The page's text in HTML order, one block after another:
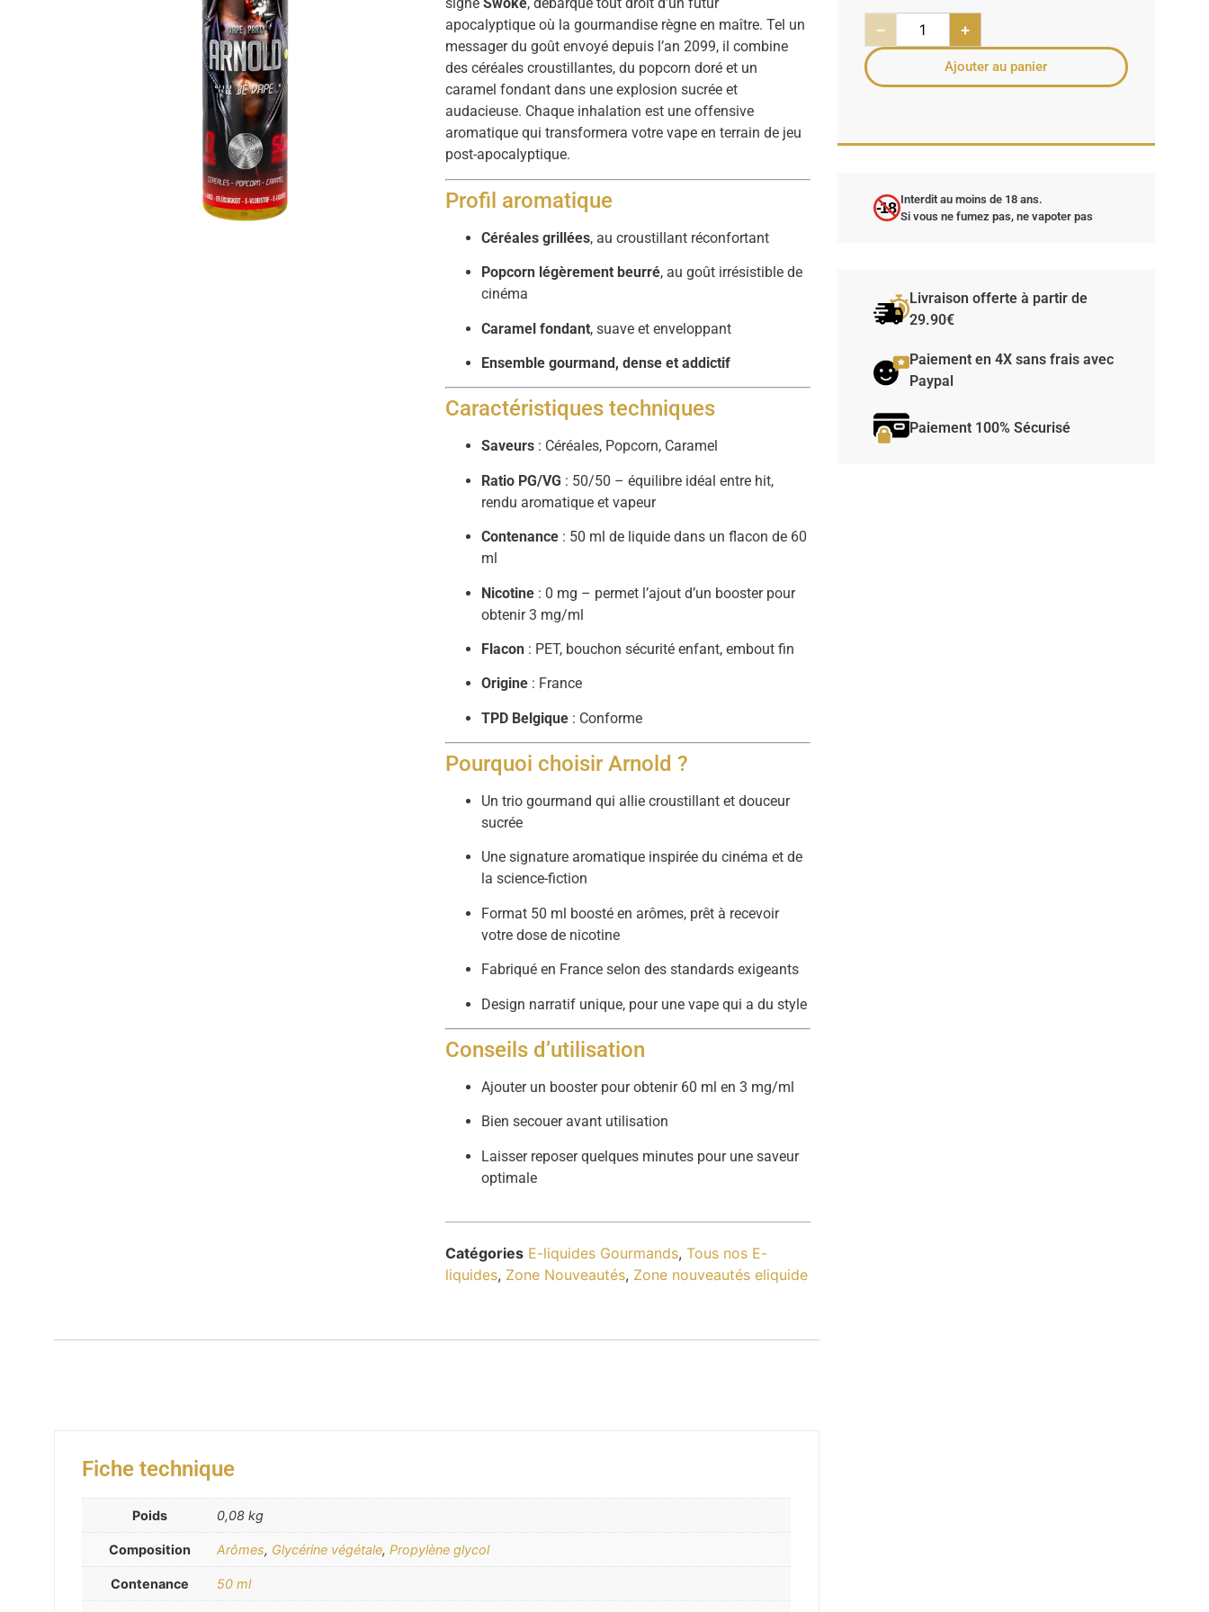
signéSwoke, débarque tout droit d’un futur
apocalyptique où la gourmandise règne en maître. Tel un
messager du goût envoyé depuis l’an 2099, il combine
des céréales croustillantes, du popcorn doré et un
caramel fondant dans une explosion sucrée et
audacieuse. Chaque inhalation est une offensive
aromatique qui transformera votre vape en terrain de jeu
post-apocalyptique.
Profil aromatique
Céréales grillées, au croustillant réconfortant
Popcorn légèrement beurré, au goût irrésistible de
cinéma
Caramel fondant, suave et enveloppant
Ensemble gourmand, dense et addictif
Caractéristiques techniques
Saveurs : Céréales, Popcorn, Caramel
Ratio PG/VG : 50/50 – équilibre idéal entre hit,
rendu aromatique et vapeur
Contenance : 50 ml de liquide dans un flacon de 60
ml
Nicotine : 0 mg – permet l’ajout d’un booster pour
obtenir 3 mg/ml
Flacon : PET, bouchon sécurité enfant, embout fin
Origine : France
TPD Belgique : Conforme
Pourquoi choisir Arnold ?
Un trio gourmand qui allie croustillant et douceur
sucrée
Une signature aromatique inspirée du cinéma et de
la science-fiction
Format 50 ml boosté en arômes, prêt à recevoir
votre dose de nicotine
Fabriqué en France selon des standards exigeants
Design narratif unique, pour une vape qui a du style
Conseils d’utilisation
Ajouter un booster pour obtenir 60 ml en 3 mg/ml
Bien secouer avant utilisation
Laisser reposer quelques minutes pour une saveur
optimale
Catégories E-liquides Gourmands,Tous nos E-
liquides, Zone Nouveautés, Zone nouveautés eliquide
Fiche technique
Poids 0,08 kg
Composition Arômes, Glycérine végétale, Propylène glycol
Contenance 50 ml
− +
Ajouter au panier
-18 Interdit au moins de 18 ans.
Si vous ne fumez pas, ne vapoter pas
Livraison offerte à partir de
29.90€
Paiement en 4X sans frais avec
Paypal
Paiement 100% Sécurisé